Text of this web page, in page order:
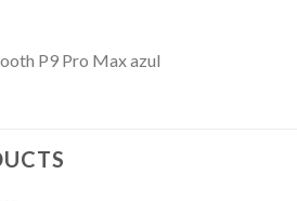
P9 Pro Max azul